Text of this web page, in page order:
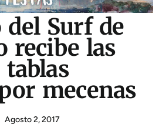
del Surf de
recibe las
mecenas
Agosto 2, 2017